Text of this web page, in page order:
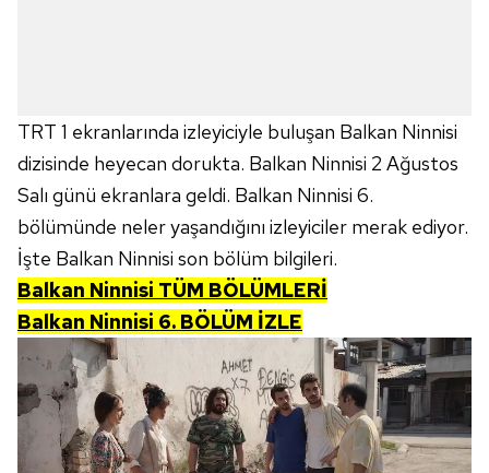
TRT 1 ekranlarında izleyiciyle buluşan Balkan Ninnisi
dizisinde heyecan dorukta. Balkan Ninnisi 2 Ağustos
Salı günü ekranlara geldi. Balkan Ninnisi 6.
bölümünde neler yaşandığını izleyiciler merak ediyor.
İşte Balkan Ninnisi son bölüm bilgileri.
Balkan Ninnisi TÜM BÖLÜMLERİ
Balkan Ninnisi 6. BÖLÜM İZLE